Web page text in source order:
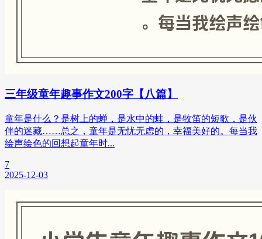
三年级童年趣事作文200字【八篇】
童年是什么？是树上的蝉，是水中的蛙，是牧笛的短歌，是伙
伴的迷藏……总之，童年是无忧无虑的，幸福美好的。每当我
绘声绘色的回想起童年时...
7
2025-12-03